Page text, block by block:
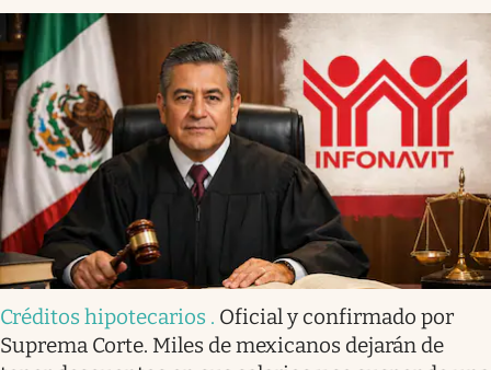
Créditos hipotecarios . Oficial y confirmado por
Suprema Corte. Miles de mexicanos dejarán de